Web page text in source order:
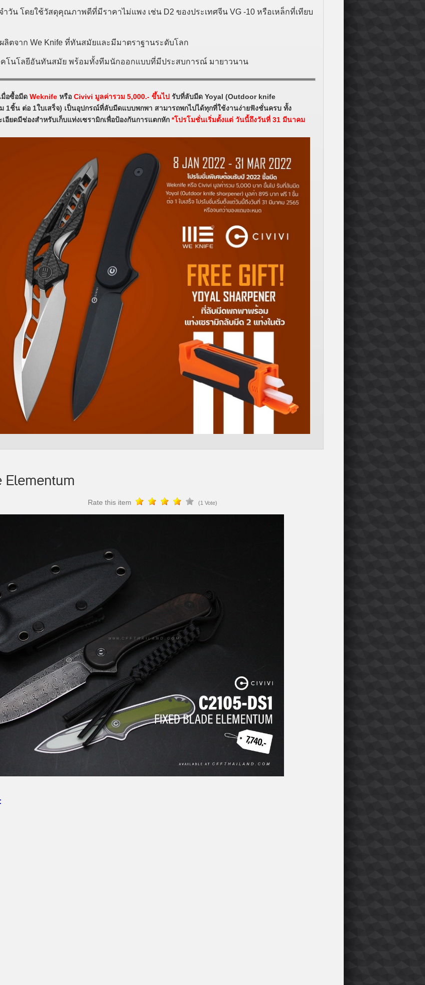
วัน โดยใช้วัสดุคุณภาพดีที่มีราคาไม่แพง เช่น D2 ของประเทศจีน VG -10 หรือเหล็กที่เทียบ
ลิตจาก We Knife ที่ทันสมัยและมีมาตราฐานระดับโลก
โนโลยีอันทันสมัย พร้อมทั้งทีมนักออกแบบที่มีประสบการณ์ มายาวนาน
มื่อซื้อมีด Weknife หรือ Civivi มูลค่ารวม 5,000.- ขึ้นไป รับที่ลับมีด Yoyal (Outdoor knife
ชิ้น ต่อ 1ใบเสร็จ) เป็นอุปกรณ์ที่ลับมีดแบบพกพา สามารถพกไปได้ทุกที่ใช้งานง่ายฟังชั่นครบ ทั้ง
ยดมีช่องสำหรับเก็บแท่งเซรามิกเพื่อป้องกันการแตกหัก *โปรโมชั่นเริ่มตั้งแต่ วันนี้ถึงวันที่ 31 มีนาคม
Elementum
Rate this item (1 Vote)